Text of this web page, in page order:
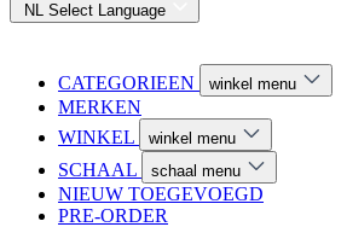
NL Select Language
CATEGORIEEN winkel menu
MERKEN
WINKEL
winkel menu
SCHAAL schaal menu
NIEUW TOEGEVOEGD
PRE-ORDER